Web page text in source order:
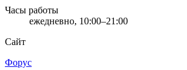
Часы работы
ежедневно, 10:00–21:00
Сайт
Форус